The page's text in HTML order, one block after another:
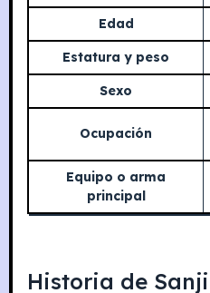
Edad
Estatura y peso
Sexo
Ocupación
Equipo o arma
principal
Historia de Sanji